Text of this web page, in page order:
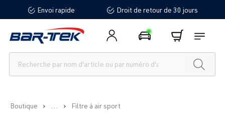
principalEnvoi rapide Droit de retour de 30 jours
Boutique ... Filtre à air sport